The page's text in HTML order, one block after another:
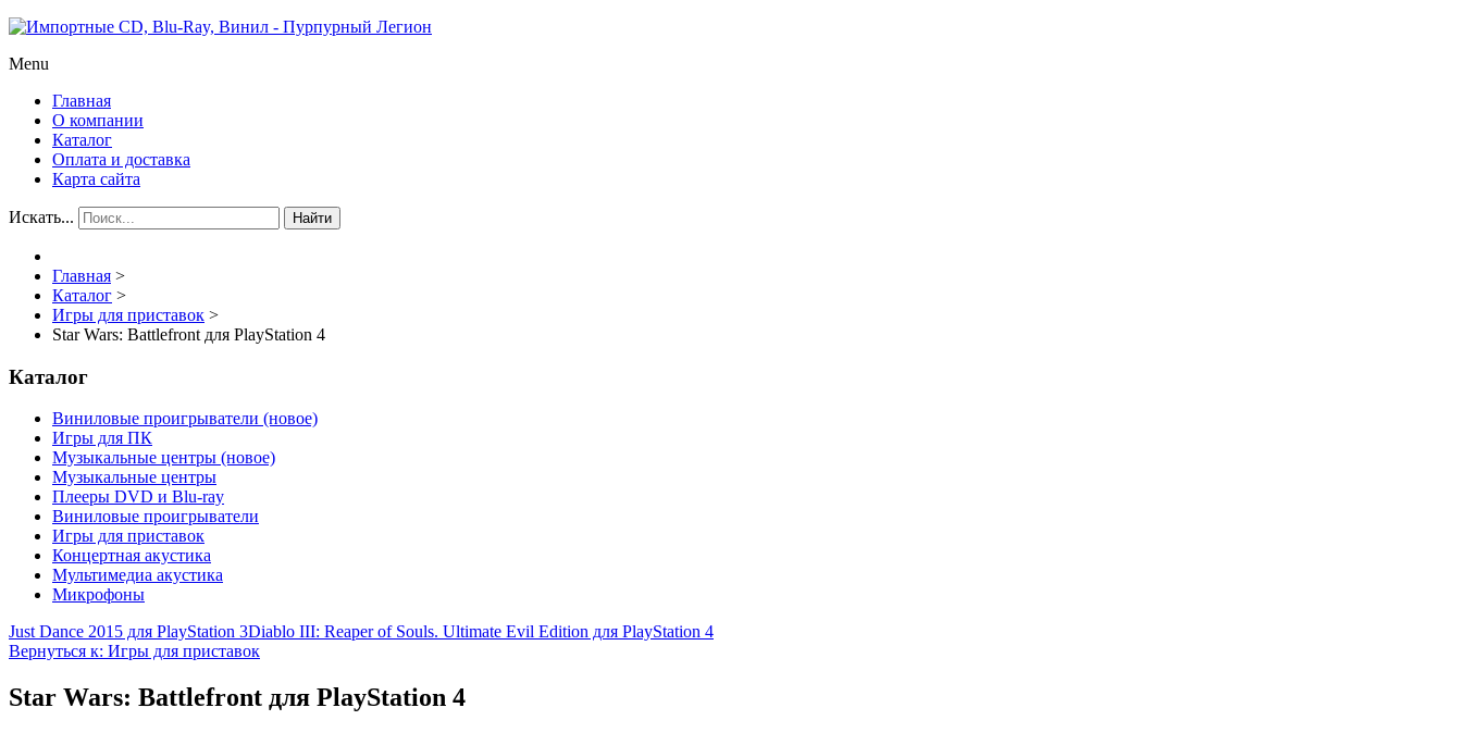
Menu
Главная
О компании
Каталог
Оплата и доставка
Карта сайта
Искать... Найти
Главная >
Каталог >
Игры для приставок >
Star Wars: Battlefront для PlayStation 4
Каталог
Виниловые проигрыватели (новое)
Игры для ПК
Музыкальные центры (новое)
Музыкальные центры
Плееры DVD и Blu-ray
Виниловые проигрыватели
Игры для приставок
Концертная акустика
Мультимедиа акустика
Микрофоны
Just Dance 2015 для PlayStation 3Diablo III: Reaper of Souls. Ultimate Evil Edition для PlayStation 4
Вернуться к: Игры для приставок
Star Wars: Battlefront для PlayStation 4